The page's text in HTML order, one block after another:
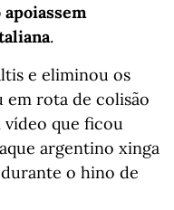
.
e eliminou os
rota de colisão
vídeo que ficou
argentino xinga
o hino de